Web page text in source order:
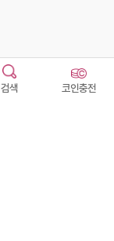
검색 코인충전